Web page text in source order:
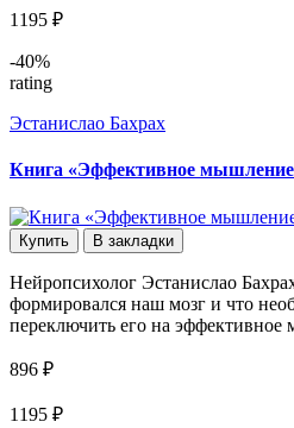
1195 ₽
-40%
rating
Эстанислао Бахрах
Книга «Эффективное
Купить В закладки
Нейропсихолог Эстанислао
формировался наш мозг и что
переключить его на эффективное
896 ₽
1195 ₽